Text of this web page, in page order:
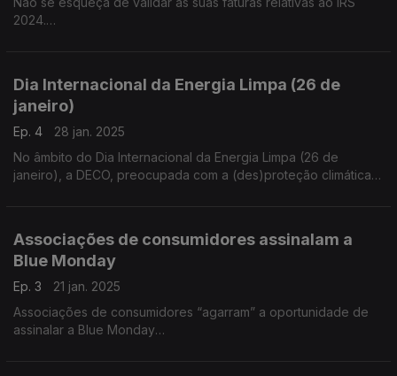
2024.
Dia Internacional da Energia Limpa (26 de
janeiro)
Ep. 4
28 jan. 2025
No âmbito do Dia Internacional da Energia Limpa (26 de
janeiro), a DECO, preocupada com a (des)proteção climática
Associações de consumidores assinalam a
Blue Monday
Ep. 3
21 jan. 2025
Associações de consumidores “agarram” a oportunidade de
assinalar a Blue Monday